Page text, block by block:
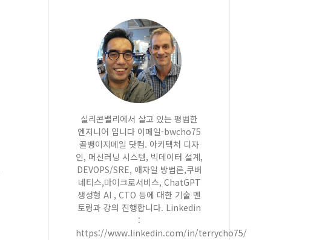
실리콘밸리에서 살고 있는 평범한
엔지니어 입니다 이메일-bwcho75
골뱅이지메일 닷컴. 아키텍처 디자
인, 머신러닝 시스템, 빅데이터 설계,
DEVOPS/SRE, 애자일 방법론,쿠버
네티스,마이크로서비스, ChatGPT
생성형 AI , CTO 등에 대한 기술 멘
토링과 강의 진행합니다. Linkedin
:
https://www.linkedin.com/in/terrycho75/